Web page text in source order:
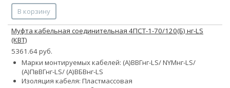
В корзину
Муфта кабельная соединительная 4ПСТ-1-70/120(Б) нг-LS
(КВТ)
5361.64 руб.
Марки монтируемых кабелей: (А)ВВГнг-LS/ NYMнг-LS/
(А)ПвВГнг-LS/ (А)ВБВнг-LS
Изоляция кабеля: Пластмассовая